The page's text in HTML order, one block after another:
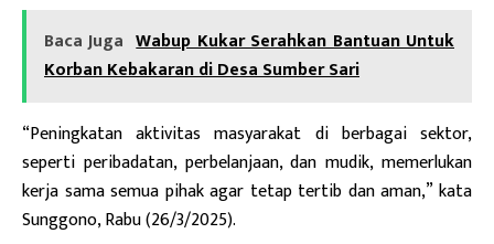
Baca Juga Wabup Kukar Serahkan Bantuan Untuk
Korban Kebakaran di Desa Sumber Sari
“Peningkatan aktivitas masyarakat di berbagai sektor,
seperti peribadatan, perbelanjaan, dan mudik, memerlukan
kerja sama semua pihak agar tetap tertib dan aman,” kata
Sunggono, Rabu (26/3/2025).